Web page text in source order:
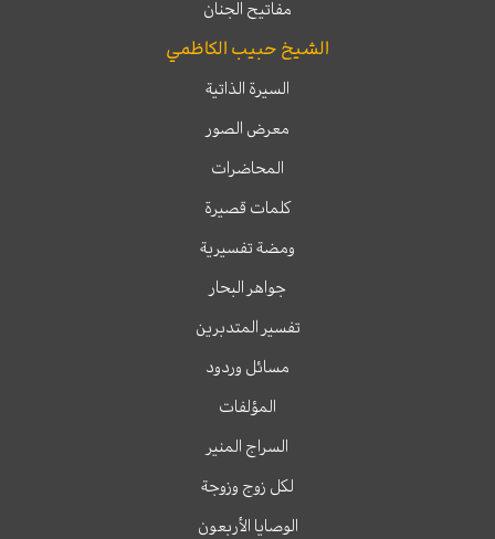
مفاتيح الجنان
الشيخ حبيب الكاظمي
السيرة الذاتية
معرض الصور
المحاضرات
كلمات قصيرة
ومضة تفسيرية
جواهر البحار
تفسير المتدبرين
مسائل وردود
المؤلفات
السراج المنير
لكل زوج وزوجة
الوصايا الأربعون